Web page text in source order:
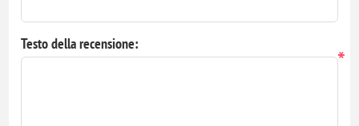
Testo della recensione:
*